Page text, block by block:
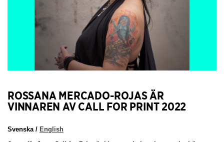
ROSSANA MERCADO-ROJAS ÄR
VINNAREN AV CALL FOR PRINT 2022
Svenska / English